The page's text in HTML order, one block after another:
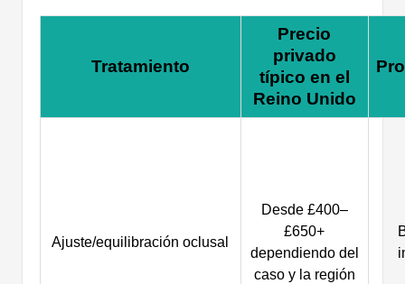
Tratamiento
Precio
privado
típico en el
Reino Unido
Ajuste/equilibración oclusal
Desde £400–
£650+
dependiendo del
caso y la región